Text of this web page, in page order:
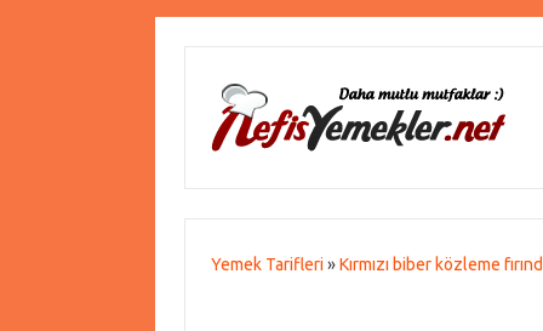
Yemek Tarifleri »Kırmızı biber közleme